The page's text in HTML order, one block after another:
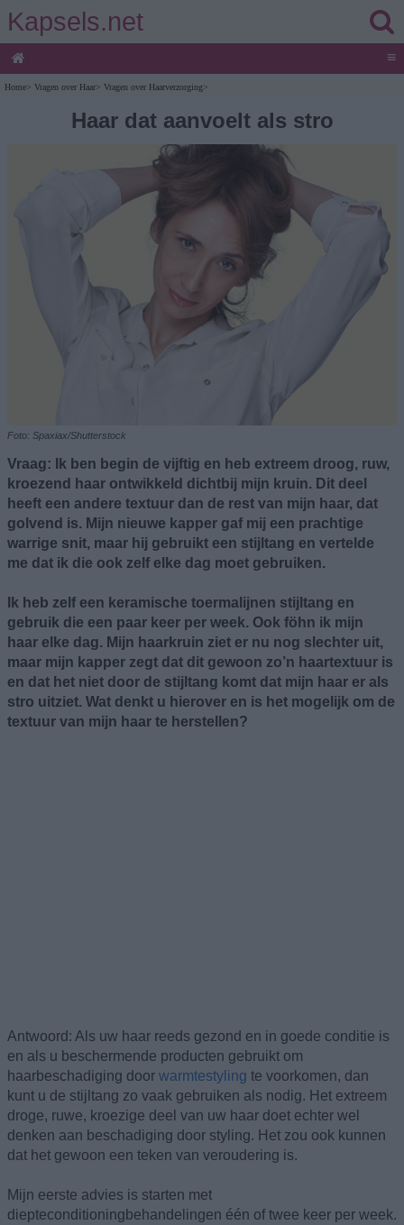
Kapsels.net
≡
Home> Vragen over Haar> Vragen over Haarverzorging>
Haar dat aanvoelt als stro
Foto: Spaxiax/Shutterstock
Vraag: Ik ben begin de vijftig en heb extreem droog, ruw,
kroezend haar ontwikkeld dichtbij mijn kruin. Dit deel
heeft een andere textuur dan de rest van mijn haar, dat
golvend is. Mijn nieuwe kapper gaf mij een prachtige
warrige snit, maar hij gebruikt een stijltang en vertelde
me dat ik die ook zelf elke dag moet gebruiken.
Ik heb zelf een keramische toermalijnen stijltang en
gebruik die een paar keer per week. Ook föhn ik mijn
haar elke dag. Mijn haarkruin ziet er nu nog slechter uit,
maar mijn kapper zegt dat dit gewoon zo’n haartextuur is
en dat het niet door de stijltang komt dat mijn haar er als
stro uitziet. Wat denkt u hierover en is het mogelijk om de
textuur van mijn haar te herstellen?
Antwoord: Als uw haar reeds gezond en in goede conditie is
en als u beschermende producten gebruikt om
haarbeschadiging door warmtestyling te voorkomen, dan
kunt u de stijltang zo vaak gebruiken als nodig. Het extreem
droge, ruwe, kroezige deel van uw haar doet echter wel
denken aan beschadiging door styling. Het zou ook kunnen
dat het gewoon een teken van veroudering is.
Mijn eerste advies is starten met
diepteconditioningbehandelingen één of twee keer per week.